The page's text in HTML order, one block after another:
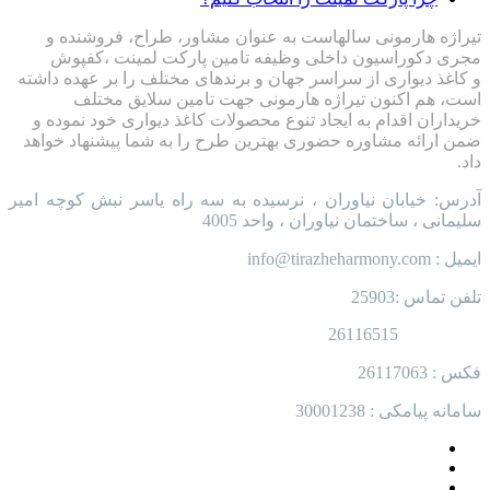
تیراژه هارمونی سالهاست به عنوان مشاور، طراح، فروشنده و
مجری دکوراسیون داخلی وظیفه تامین پارکت لمینت ،کفپوش
و کاغذ دیواری از سراسر جهان و برندهای مختلف را بر عهده داشته
است، هم اکنون تیراژه هارمونی جهت تامین سلایق مختلف
خریداران اقدام به ایجاد تنوع محصولات کاغذ دیواری خود نموده و
ضمن ارائه مشاوره حضوری بهترین طرح را به شما پیشنهاد خواهد
داد.
آدرس: خیابان نیاوران ، نرسیده به سه راه یاسر نبش کوچه امیر
سلیمانی ، ساختمان نیاوران ، واحد 4005
ایمیل : info@tirazheharmony.com
تلفن تماس :25903
فکس : 26117063
سامانه پیامکی : 30001238